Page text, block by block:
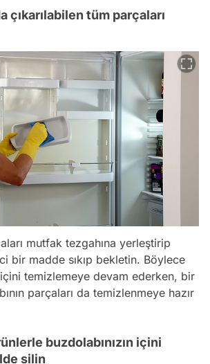
çıkarılabilen tüm parçaları
mutfak tezgahına yerleştirip
bir madde sıkıp bekletin. Böylece
içini temizlemeye devam ederken, bir
parçaları da temizlenmeye hazır
buzdolabınızın içini
silin